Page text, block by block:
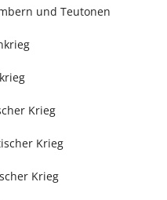
und Teutonen
Krieg
Krieg
Krieg